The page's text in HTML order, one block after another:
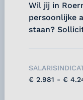
Wil jij in
persoonlijke
staan?
€ 2.981 - €